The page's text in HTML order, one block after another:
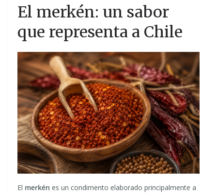
El merkén: un sabor
que representa a Chile
El merkén es un condimento elaborado principalmente a